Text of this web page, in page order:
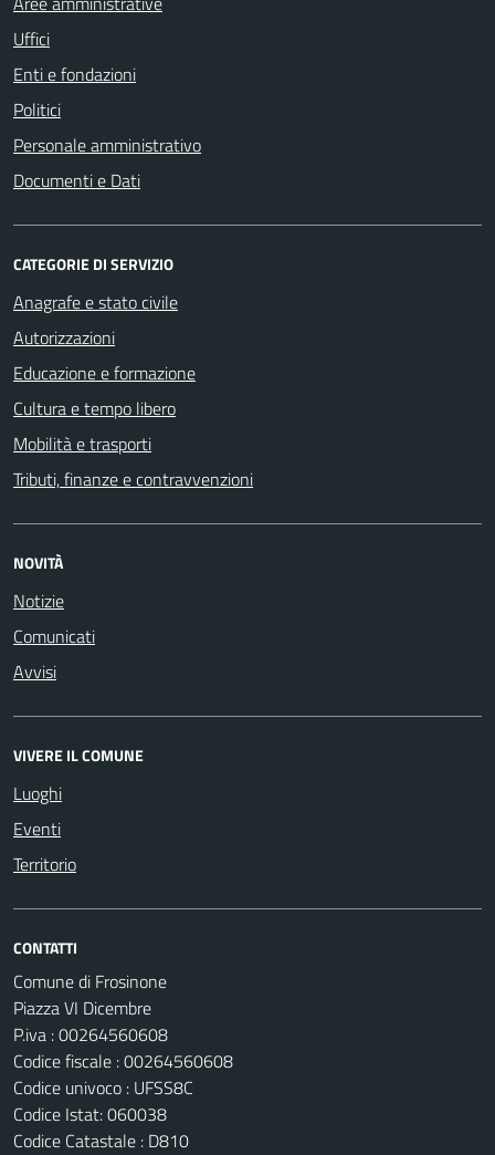
Uffici
Enti e fondazioni
Politici
Personale amministrativo
Documenti e Dati
CATEGORIE DI SERVIZIO
Anagrafe e stato civile
Autorizzazioni
Educazione e formazione
Cultura e tempo libero
Mobilità e trasporti
Tributi, finanze e contravvenzioni
NOVITÀ
Notizie
Comunicati
Avvisi
VIVERE IL COMUNE
Luoghi
Eventi
Territorio
CONTATTI
Comune di Frosinone
Piazza VI Dicembre
P.iva : 00264560608
Codice fiscale : 00264560608
Codice univoco : UFSS8C
Codice Istat: 060038
Codice Catastale : D810